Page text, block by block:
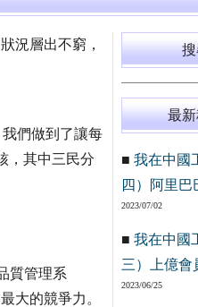
況層出不窮，
們做到了讓每
，其中三民分
質管理系
大的競爭力。
最
■ 我在中國
四）阿里巴
2023/07/02
■ 我在中國
三）上億會
2023/06/25